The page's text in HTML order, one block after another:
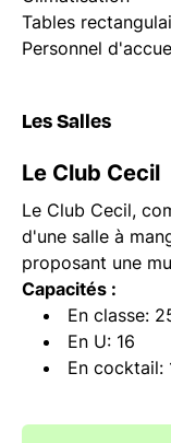
Tables
Personnel
Les Salles
Le Club Cecil
Le Club Cecil,
d'une salle à
proposant une
Capacités :
En classe:
En U: 16
En cocktail: